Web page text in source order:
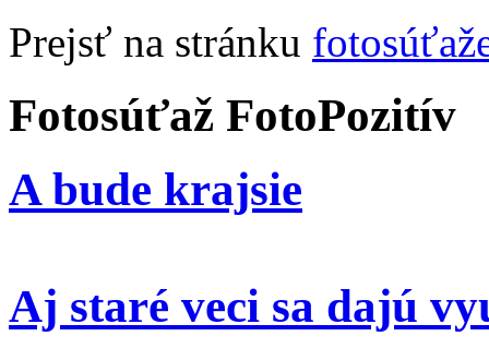
Prejsť na stránku
Fotosúťaž FotoPozitív
A bude krajsie
Aj staré veci sa dajú